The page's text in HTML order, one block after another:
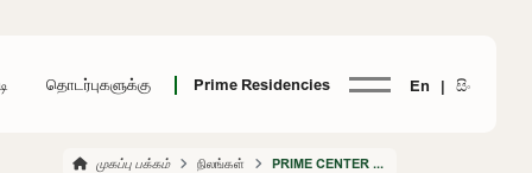
தொடர்புகளுக்கு Prime Residencies En | සිං
முகப்பு பக்கம் நிலங்கள் PRIME CENTER POINT HETTIPOLA